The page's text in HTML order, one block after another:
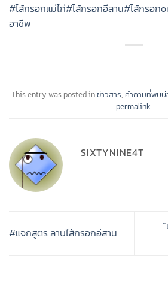
#ไส้กรอกแม่ไก่#ไส้กรอกอีสาน#ไส้กรอก
อาชีพ
This entry was posted inข่าวสาร, คำถามที่พบบ่
permalink.
SIXTYNINE4T
#แจกสูตร ลาบไส้กรอกอีสาน